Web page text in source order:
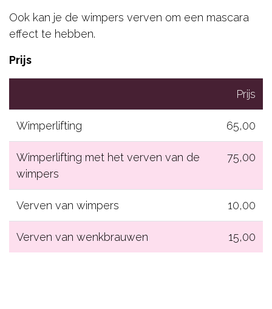
Ook kan je de wimpers verven om een mascara
effect te hebben.
Prijs
Prijs
Wimperlifting 65,00
Wimperlifting met het verven van de
wimpers
75,00
Verven van wimpers 10,00
Verven van wenkbrauwen 15,00